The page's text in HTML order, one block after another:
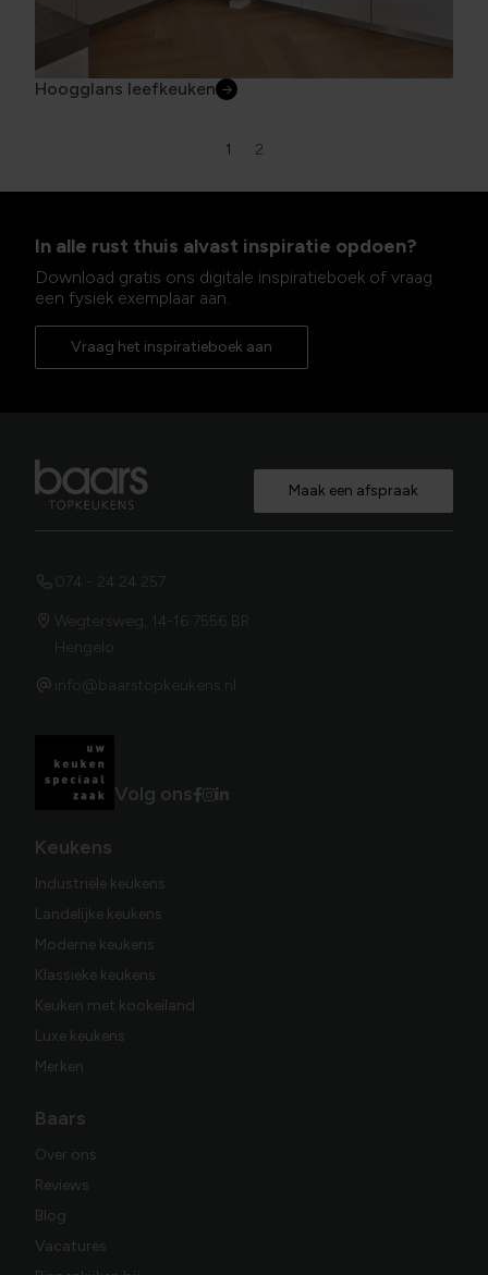
Hoogglans leefkeuken
1 2
In alle rust thuis alvast inspiratie opdoen?
Download gratis ons digitale inspiratieboek of vraag
een fysiek exemplaar aan.
Vraag het inspiratieboek aan
Maak een afspraak
074 - 24 24 257
Wegtersweg, 14-16 7556 BR
Hengelo
info@baarstopkeukens.nl
Volg ons
Keukens
Industriële keukens
Landelijke keukens
Moderne keukens
Klassieke keukens
Keuken met kookeiland
Luxe keukens
Merken
Baars
Over ons
Reviews
Blog
Vacatures